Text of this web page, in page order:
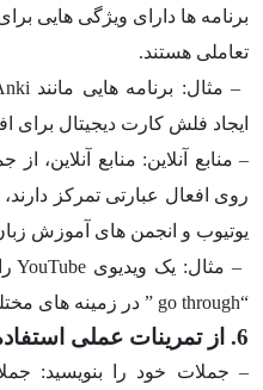
برنامه ها دارای ویژگی هایی
تعاملی هستند.
– مثال: برنامه هایی مانند
ایجاد فلش کارت دیجیتال برای
– منابع آنلاین: منابع آنلاین،
روی افعال عبارتی تمرکز
یوتیوب و انجمن های آموزش
– مثال: یک ویدیوی YouTube
“
go through ” در زمینه های
6. از تمرینات عملی استفاده کنید
– جملات خود را بنویسید: